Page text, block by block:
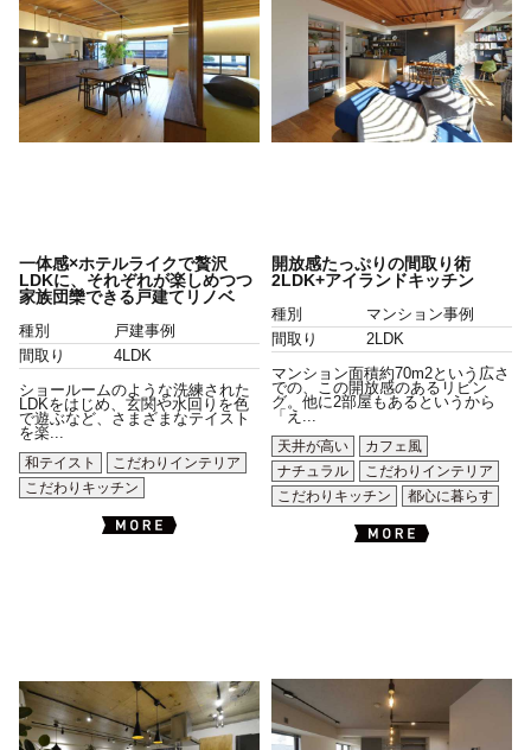
一体感×ホテルライクで贅沢
LDKに、それぞれが楽しめつつ
家族団欒できる戸建てリノベ
種別
戸建事例
間取り
4LDK
ショールームのような洗練された
LDKをはじめ、玄関や水回りを色
で遊ぶなど、さまざまなテイスト
を楽...
和テイスト
こだわりインテリア
こだわりキッチン
開放感たっぷりの間取り術
2LDK+アイランドキッチン
種別
マンション事例
間取り
2LDK
マンション面積約70m2という広さ
での、この開放感のあるリビン
グ。他に2部屋もあるというから
「え...
天井が高い
カフェ風
ナチュラル
こだわりインテリア
こだわりキッチン
都心に暮らす